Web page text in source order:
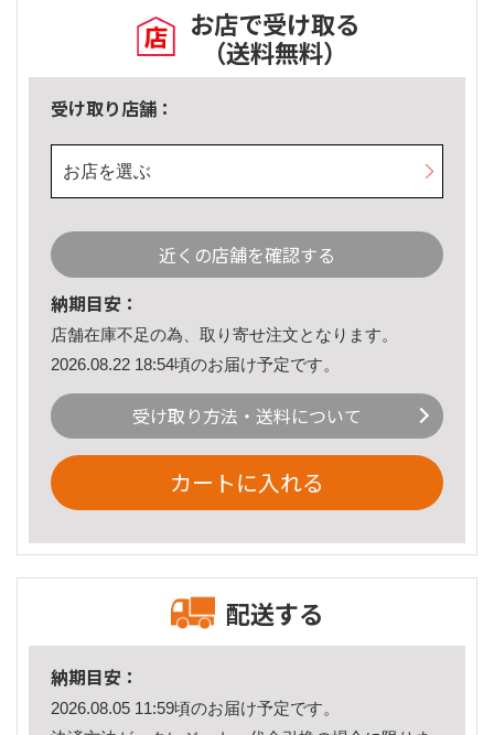
お店で受け取る
（送料無料）
受け取り店舗：
お店を選ぶ
近くの店舗を確認する
納期目安：
店舗在庫不足の為、取り寄せ注文となります。
2026.08.22 18:54頃のお届け予定です。
受け取り方法・送料について
カートに入れる
配送する
納期目安：
2026.08.05 11:59頃のお届け予定です。